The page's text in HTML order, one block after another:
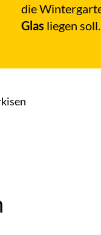
die
Glas liegen soll.